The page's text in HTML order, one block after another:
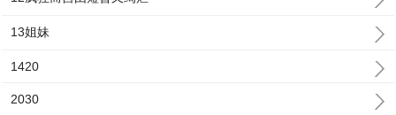
13姐妹
1420
2030